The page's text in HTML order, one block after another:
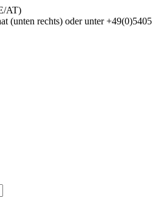
AT)
(unten rechts) oder unter +49(0)5405